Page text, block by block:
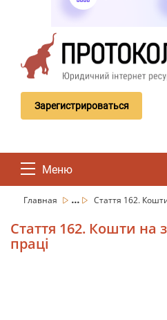
Зарегистрироваться
Меню
Главная ... Стаття 162.
Стаття 162. Кошти на
праці